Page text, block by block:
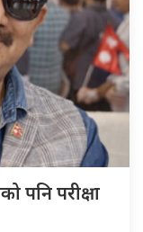
पनि परीक्षा